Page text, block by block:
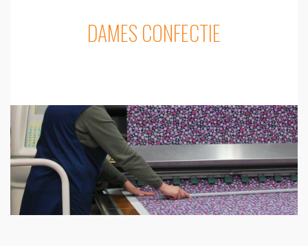
DAMES CONFECTIE